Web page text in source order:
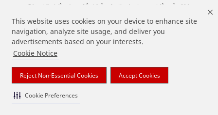
This website uses cookies on your device to enhance site
navigation, analyze site usage, and deliver you
advertisements based on your interests.
Cookie Notice
Reject Non-Essential Cookies Accept Cookies
Cookie Preferences
Các nhãn hiệu được liệt kê ở trên là các thương hiệu của 3M.